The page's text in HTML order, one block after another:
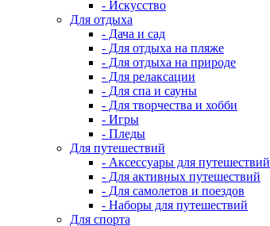
- Искусство
Для отдыха
- Дача и сад
- Для отдыха на пляже
- Для отдыха на природе
- Для релаксации
- Для спа и сауны
- Для творчества и хобби
- Игры
- Пледы
Для путешествий
- Аксессуары для путешествий
- Для активных путешествий
- Для самолетов и поездов
- Наборы для путешествий
Для спорта